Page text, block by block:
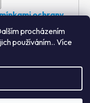
procházením
používáním.. Více
ochrany